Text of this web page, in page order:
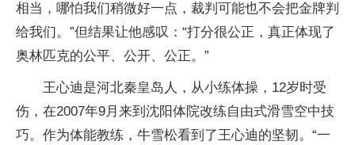
相当，哪怕我们稍微好一点，裁判可能也不会把金牌判
给我们。”但结果让他感叹：“打分很公正，真正体现了
奥林匹克的公平、公开、公正。”
王心迪是河北秦皇岛人，从小练体操，12岁时受
伤，在2007年9月来到沈阳体院改练自由式滑雪空中技
巧。作为体能教练，牛雪松看到了王心迪的坚韧。“一